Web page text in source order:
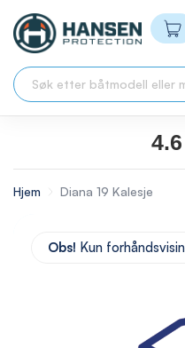
4.6
Hjem Diana 19 Kalesje
Obs! Kun